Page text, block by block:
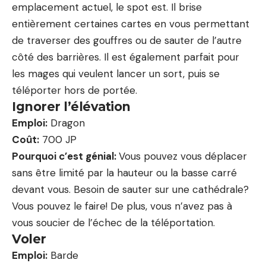
emplacement actuel, le spot est. Il brise
entièrement certaines cartes en vous permettant
de traverser des gouffres ou de sauter de l’autre
côté des barrières. Il est également parfait pour
les mages qui veulent lancer un sort, puis se
téléporter hors de portée.
Ignorer l’élévation
Emploi: Dragon
Coût: 700 JP
Pourquoi c’est génial:Vous pouvez vous déplacer
sans être limité par la hauteur ou la basse carré
devant vous. Besoin de sauter sur une cathédrale?
Vous pouvez le faire! De plus, vous n’avez pas à
vous soucier de l’échec de la téléportation.
Voler
Emploi: Barde